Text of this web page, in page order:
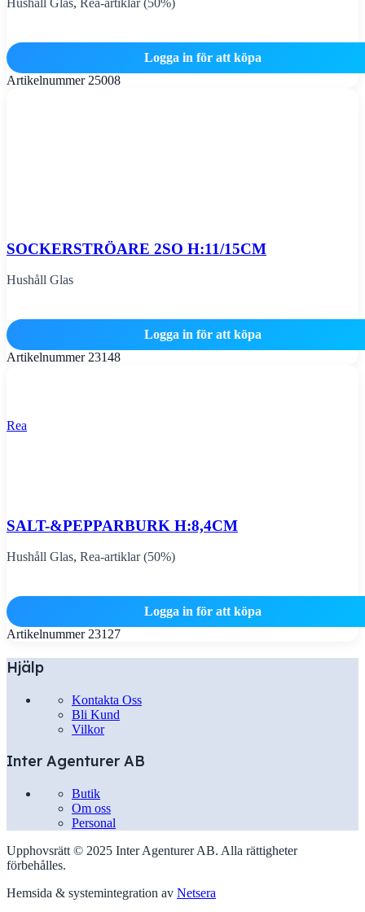
Hushåll Glas, Rea-artiklar (50%)
Logga in för att köpa
Artikelnummer 25008
SOCKERSTRÖARE 2SO H:11/15CM
Hushåll Glas
Logga in för att köpa
Artikelnummer 23148
Rea
SALT-&PEPPARBURK H:8,4CM
Hushåll Glas, Rea-artiklar (50%)
Logga in för att köpa
Artikelnummer 23127
Hjälp
Kontakta Oss
Bli Kund
Vilkor
Inter Agenturer AB
Butik
Om oss
Personal
Upphovsrätt © 2025 Inter Agenturer AB. Alla rättigheter
förbehålles.
Hemsida & systemintegration av Netsera